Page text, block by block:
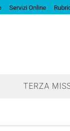
Servizi Online
TERZA